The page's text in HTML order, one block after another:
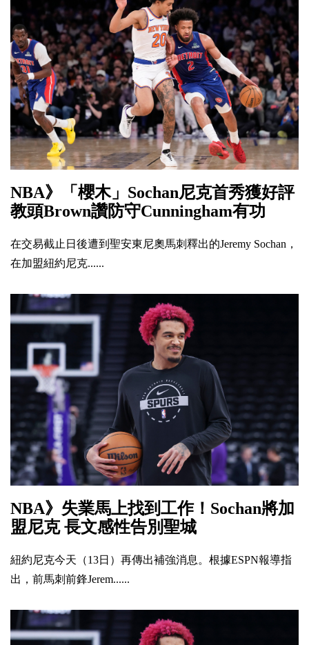
NBA》「櫻木」Sochan尼克首秀獲好評
教頭Brown讚防守Cunningham有功
在交易截止日後遭到聖安東尼奧馬刺釋出的Jeremy Sochan，
在加盟紐約尼克......
NBA》失業馬上找到工作！Sochan將加
盟尼克 長文感性告別聖城
紐約尼克今天（13日）再傳出補強消息。根據ESPN報導指
出，前馬刺前鋒Jerem......